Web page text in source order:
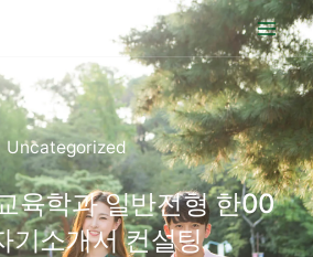
Uncategorized
육학과 일반전형 한00
기소개서 컨설팅